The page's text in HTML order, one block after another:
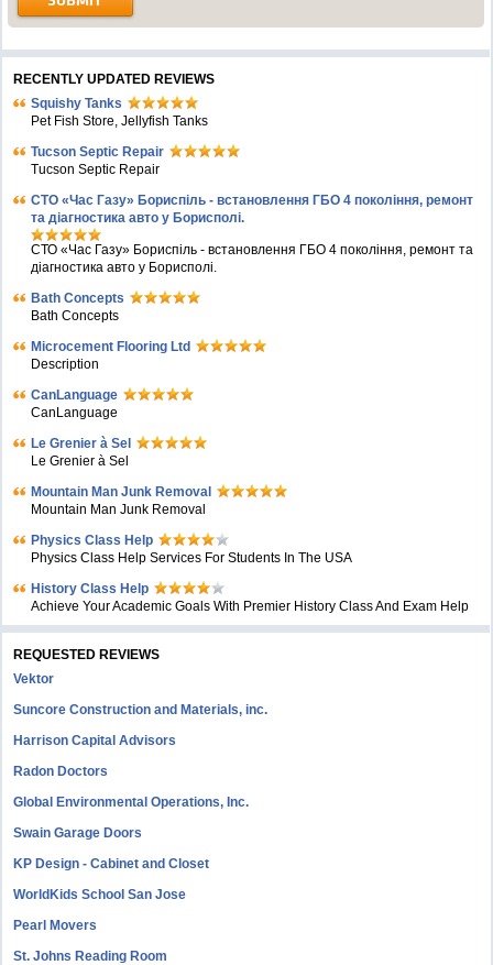
RECENTLY UPDATED REVIEWS
Squishy Tanks
Pet Fish Store, Jellyfish Tanks
Tucson Septic Repair
Tucson Septic Repair
СТО «Час Газу» Бориспіль - встановлення ГБО 4 покоління, ремонт
та діагностика авто у Борисполі.
СТО «Час Газу» Бориспіль - встановлення ГБО 4 покоління, ремонт та
діагностика авто у Борисполі.
Bath Concepts
Bath Concepts
Microcement Flooring Ltd
Description
CanLanguage
CanLanguage
Le Grenier à Sel
Le Grenier à Sel
Mountain Man Junk Removal
Mountain Man Junk Removal
Physics Class Help
Physics Class Help Services For Students In The USA
History Class Help
Achieve Your Academic Goals With Premier History Class And Exam Help
REQUESTED REVIEWS
Vektor
Suncore Construction and Materials, inc.
Harrison Capital Advisors
Radon Doctors
Global Environmental Operations, Inc.
Swain Garage Doors
KP Design - Cabinet and Closet
WorldKids School San Jose
Pearl Movers
St. Johns Reading Room